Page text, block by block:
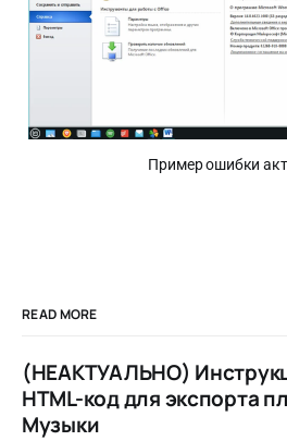
Пример ошибки
READ MORE
(НЕАКТУАЛЬНО)
HTML-код для экспорта
Музыки